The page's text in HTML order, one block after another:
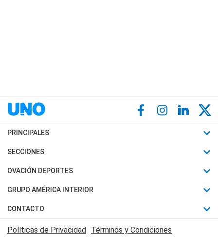
PRINCIPALES
Últimas Noticias
Política
Judiciales
Economia
SECCIONES
Horóscopo
Motores
Trucos caseros
Series y Películas
OVACIÓN DEPORTES
Fútbol
Mundial
Automovilismo
GRUPO AMÉRICA INTERIOR
Canal 7 en Vivo
CONTACTO
Acerca de Nosotros
Políticas de Privacidad Términos y Condiciones